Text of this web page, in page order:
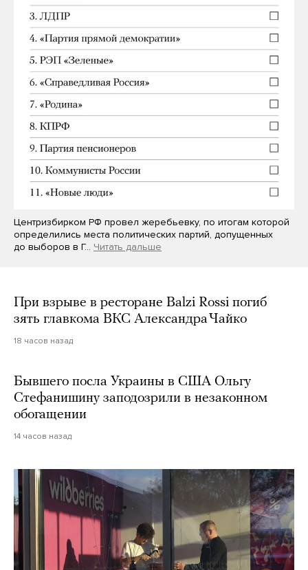
Центризбирком РФ провел жеребьевку, по итогам которой
определились места политических партий, допущенных
до выборов в Г… Читать дальше
При взрыве в ресторане Balzi Rossi погиб
зять главкома ВКС Александра Чайко
18 часов назад
Бывшего посла Украины в США Ольгу
Стефанишину заподозрили в незаконном
обогащении
14 часов назад